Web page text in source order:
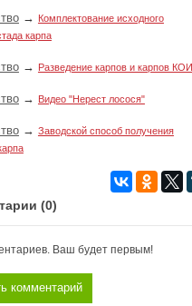
→
Комплектование исходного
карпа
→ Разведение карпов и карпов КОИ
→ Видео "Нерест лосося"
→ Заводской способ получения
(0)
Ваш будет первым!
комментарий